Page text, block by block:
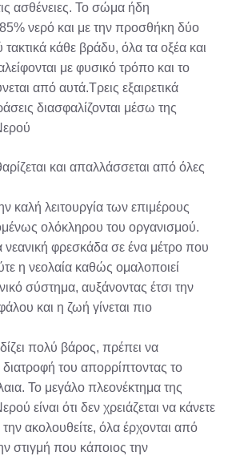
ασθένειες. Το σώμα ήδη
νερό και με την προσθήκη δύο
τακτικά κάθε βράδυ, όλα τα οξέα και
με φυσικό τρόπο και το
από αυτά.Τρεις εξαιρετικά
διασφαλίζονται μέσω της
και απαλλάσσεται από όλες
καλή λειτουργία των επιμέρους
ολόκληρου του οργανισμού.
νεανική φρεσκάδα σε ένα μέτρο που
η νεολαία καθώς ομαλοποιεί
σύστημα, αυξάνοντας έτσι την
και η ζωή γίνεται πιο
πολύ βάρος, πρέπει να
του απορρίπτοντας το
Το μεγάλο πλεονέκτημα της
είναι ότι δεν χρειάζεται να κάνετε
ακολουθείτε, όλα έρχονται από
στιγμή που κάποιος την